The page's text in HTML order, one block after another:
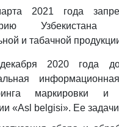
2021 года
Узбекистана
и табачной
2020 года
маркировки и
«Asl belgisi». Ее